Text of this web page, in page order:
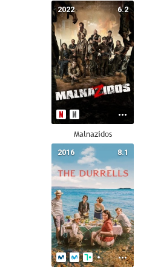
6.2
2022
Malnazidos
8.1
2016